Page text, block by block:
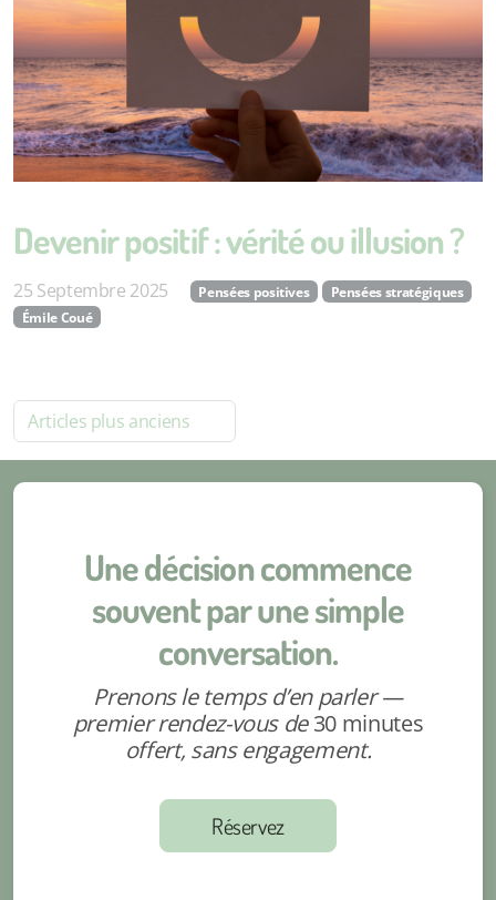
Devenir positif : vérité ou illusion ?
25 Septembre 2025 Pensées positives
Pensées stratégiques
Émile Coué
Articles plus anciens
Une décision commence
souvent par une simple
conversation.
Prenons le temps d’en parler —
premier rendez-vous de30 minutes
offert, sans engagement.
Réservez